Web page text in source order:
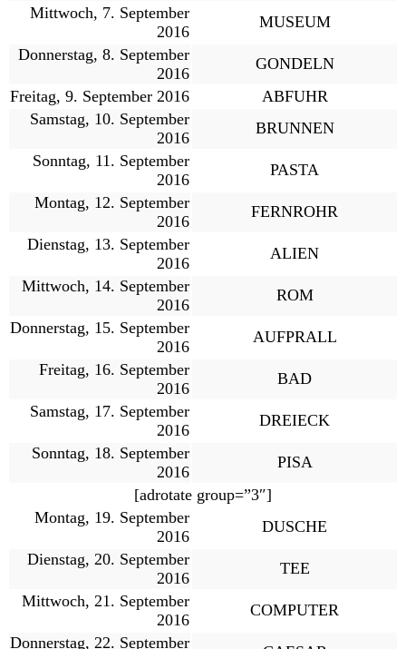
Mittwoch, 7. September
2016
MUSEUM
Donnerstag, 8. September
2016
GONDELN
Freitag, 9. September 2016
ABFUHR
Samstag, 10. September
2016
BRUNNEN
Sonntag, 11. September
2016
PASTA
Montag, 12. September
2016
FERNROHR
Dienstag, 13. September
2016
ALIEN
Mittwoch, 14. September
2016
ROM
Donnerstag, 15. September
2016
AUFPRALL
Freitag, 16. September
2016
BAD
Samstag, 17. September
2016
DREIECK
Sonntag, 18. September
2016
PISA
[adrotate group=”3″]
Montag, 19. September
2016
DUSCHE
Dienstag, 20. September
2016
TEE
Mittwoch, 21. September
2016
COMPUTER
Donnerstag, 22. September